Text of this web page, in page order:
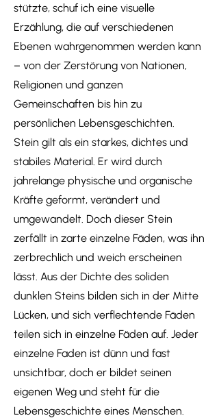
stützte, schuf ich eine visuelle
Erzählung, die auf verschiedenen
Ebenen wahrgenommen werden kann
– von der Zerstörung von Nationen,
Religionen und ganzen
Gemeinschaften bis hin zu
persönlichen Lebensgeschichten.
Stein gilt als ein starkes, dichtes und
stabiles Material. Er wird durch
jahrelange physische und organische
Kräfte geformt, verändert und
umgewandelt. Doch dieser Stein
zerfällt in zarte einzelne Fäden, was ihn
zerbrechlich und weich erscheinen
lässt. Aus der Dichte des soliden
dunklen Steins bilden sich in der Mitte
Lücken, und sich verflechtende Fäden
teilen sich in einzelne Fäden auf. Jeder
einzelne Faden ist dünn und fast
unsichtbar, doch er bildet seinen
eigenen Weg und steht für die
Lebensgeschichte eines Menschen.